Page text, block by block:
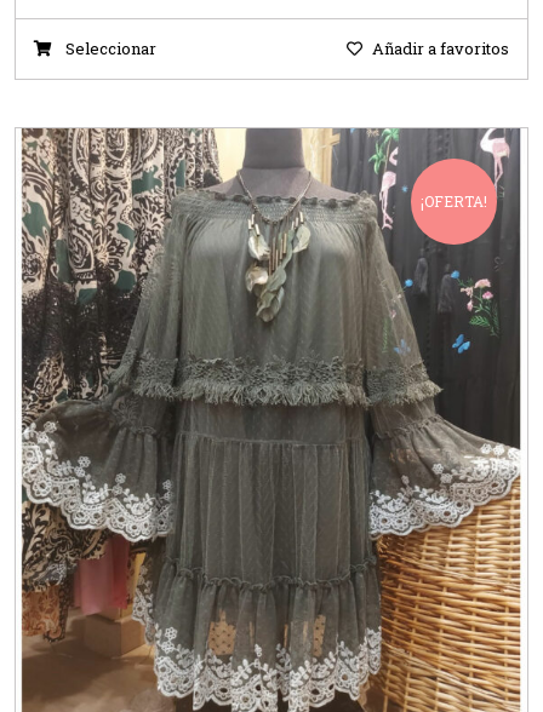
Seleccionar Añadir a favoritos
¡OFERTA!